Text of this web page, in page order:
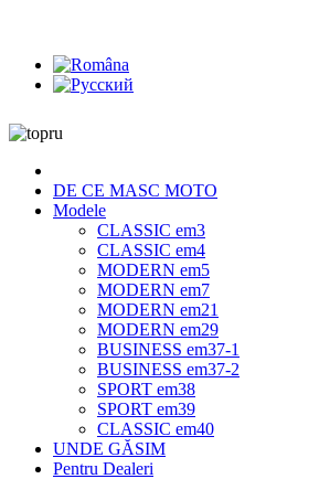
DE CE MASC MOTO
Modele
CLASSIC em3
CLASSIC em4
MODERN em5
MODERN em7
MODERN em21
MODERN em29
BUSINESS em37-1
BUSINESS em37-2
SPORT em38
SPORT em39
CLASSIC em40
UNDE GĂSIM
Pentru Dealeri